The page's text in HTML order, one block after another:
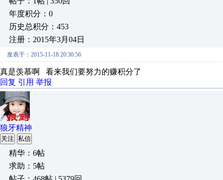
年度积分：0
历史总积分：453
注册：2015年3月04日
发表于：2015-11-18 20:30:56
真是羡慕啊 看来我们要努力的赚积分了
回复 引用 举报
狼牙精神
关注 私信
精华：6帖
求助：5帖